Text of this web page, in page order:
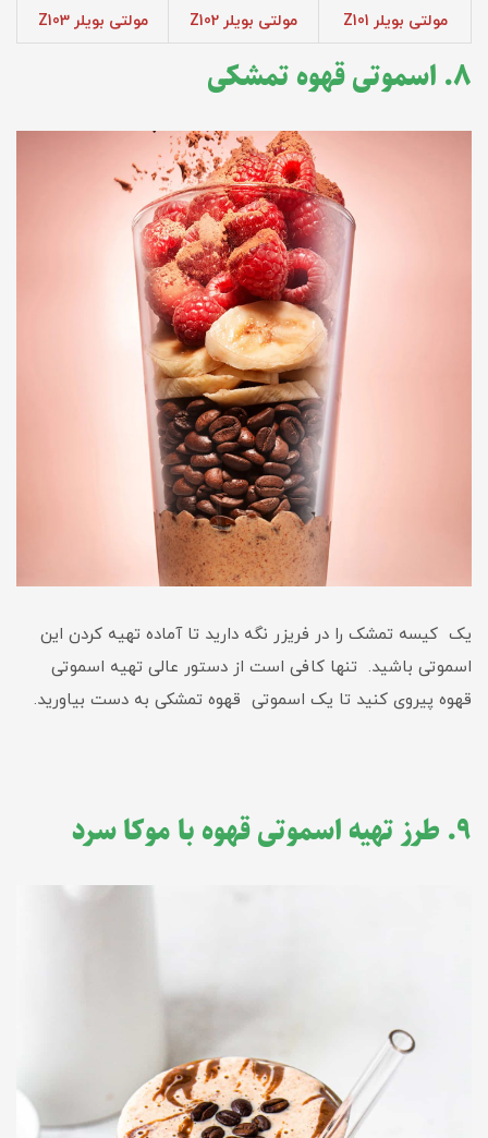
مولتی بویلر Z101
مولتی بویلر Z102
مولتی بویلر Z103
۸. اسموتی قهوه تمشکی
یک کیسه تمشک را در فریزر نگه دارید تا آماده تهیه کردن این
اسموتی باشید. تنها کافی است از دستور عالی تهیه اسموتی
قهوه پیروی کنید تا یک اسموتی قهوه تمشکی به دست بیاورید.
۹. طرز تهیه اسموتی قهوه با موکا سرد